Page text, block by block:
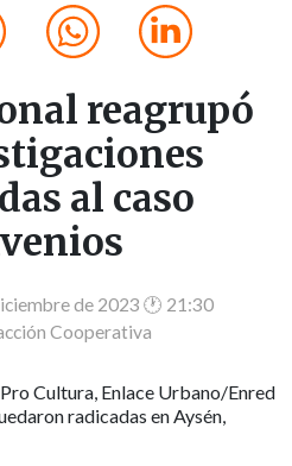
reagrupó
al caso
de 2023 🕐 21:30
Cooperativa
Cultura, Enlace Urbano/Enred
radicadas en Aysén,